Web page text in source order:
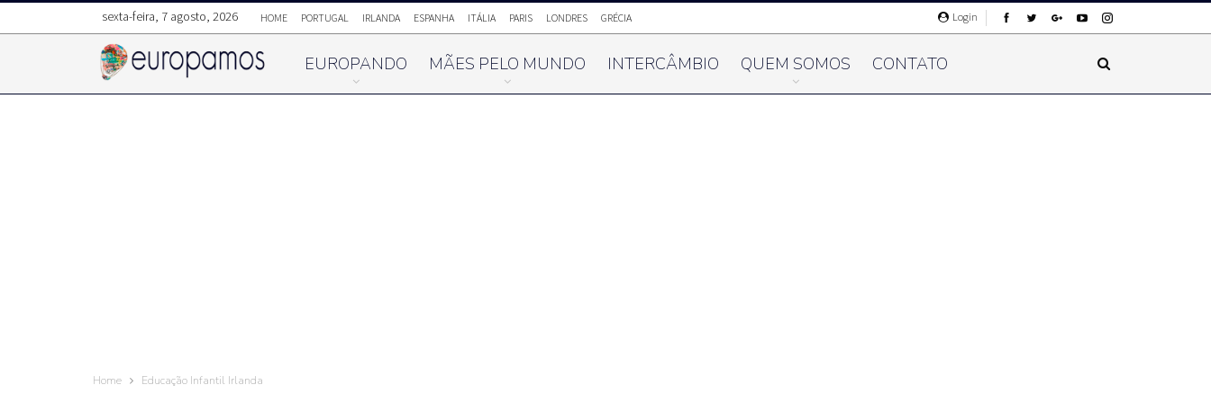
Login
sexta-feira, 7 agosto, 2026 HOME PORTUGAL IRLANDA ESPANHA ITÁLIA PARIS LONDRES GRÉCIA
EUROPANDO MÃES PELO MUNDO INTERCÂMBIO QUEM SOMOS CONTATO
Home Educação Infantil Irlanda